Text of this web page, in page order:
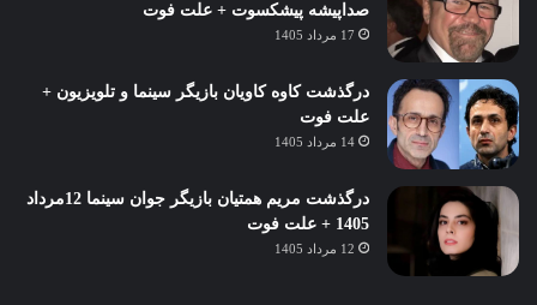
صداپیشه پیشکسوت + علت فوت
17 مرداد 1405
درگذشت کاوه کاویان بازیگر سینما و تلویزیون +
علت فوت
14 مرداد 1405
درگذشت مریم همتیان بازیگر جوان سینما 12مرداد
1405 + علت فوت
12 مرداد 1405